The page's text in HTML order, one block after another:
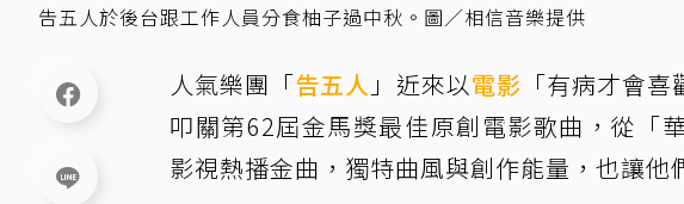
告五人於後台跟工作人員分食柚子過中秋。圖／相信音樂提供
人氣樂團「告五人 」近來以電影 「有病才會
叩關第62屆金馬獎最佳原創電影歌曲，從「
影視熱播金曲，獨特曲風與創作能量，也讓他